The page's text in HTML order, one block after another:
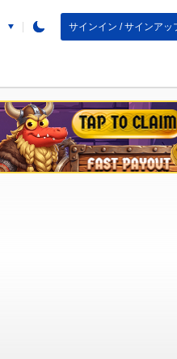
サインイン / サインアッ